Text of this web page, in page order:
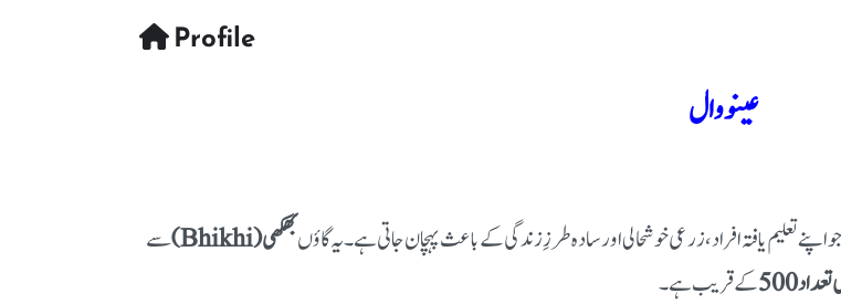
Profile
عینووال
تعلیم یافتہ افراد، زرعی خوشحالی اور سادہ طرزِ زندگی کے باعث پہچان جاتی ہے۔یہ گاؤںبھکھی (Bhikhi)
سے
500
کے قریب ہے۔